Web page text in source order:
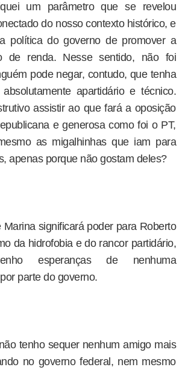
um parâmetro que se revelou
do nosso contexto histórico, e
política do governo de promover a
de renda. Nesse sentido, não foi
pode negar, contudo, que tenha
apartidário e técnico.
assistir ao que fará a oposição
e generosa como foi o PT,
as migalhinhas que iam para
apenas porque não gostam deles?
Marina significará poder para Roberto
da hidrofobia e do rancor partidário,
esperanças de nenhuma
parte do governo.
tenho sequer nenhum amigo mais
no governo federal, nem mesmo